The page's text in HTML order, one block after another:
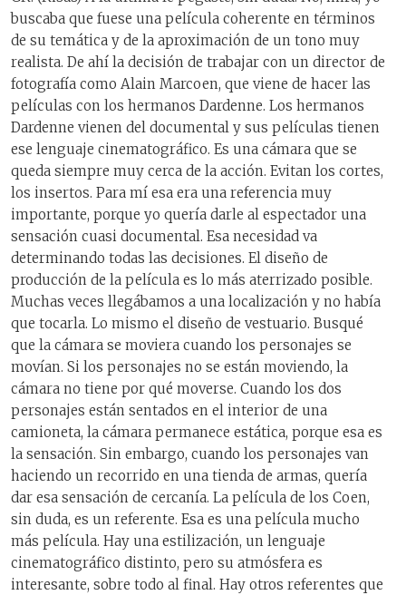
buscaba que fuese una película coherente en términos
de su temática y de la aproximación de un tono muy
realista. De ahí la decisión de trabajar con un director de
fotografía como Alain Marcoen, que viene de hacer las
películas con los hermanos Dardenne. Los hermanos
Dardenne vienen del documental y sus películas tienen
ese lenguaje cinematográfico. Es una cámara que se
queda siempre muy cerca de la acción. Evitan los cortes,
los insertos. Para mí esa era una referencia muy
importante, porque yo quería darle al espectador una
sensación cuasi documental. Esa necesidad va
determinando todas las decisiones. El diseño de
producción de la película es lo más aterrizado posible.
Muchas veces llegábamos a una localización y no había
que tocarla. Lo mismo el diseño de vestuario. Busqué
que la cámara se moviera cuando los personajes se
movían. Si los personajes no se están moviendo, la
cámara no tiene por qué moverse. Cuando los dos
personajes están sentados en el interior de una
camioneta, la cámara permanece estática, porque esa es
la sensación. Sin embargo, cuando los personajes van
haciendo un recorrido en una tienda de armas, quería
dar esa sensación de cercanía. La película de los Coen,
sin duda, es un referente. Esa es una película mucho
más película. Hay una estilización, un lenguaje
cinematográfico distinto, pero su atmósfera es
interesante, sobre todo al final. Hay otros referentes que